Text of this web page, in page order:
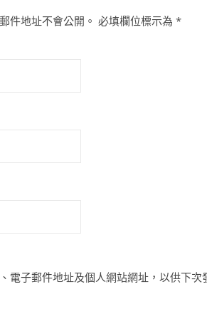
件地址不會公開。 必填欄位標示為 *
電子郵件地址及個人網站網址，以供下次